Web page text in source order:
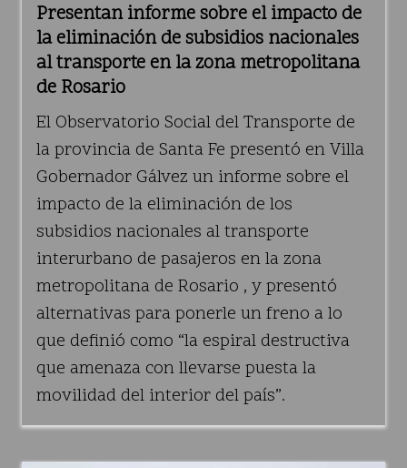
Presentan informe sobre el impacto de
la eliminación de subsidios nacionales
al transporte en la zona metropolitana
de Rosario
El Observatorio Social del Transporte de
la provincia de Santa Fe presentó en Villa
Gobernador Gálvez un informe sobre el
impacto de la eliminación de los
subsidios nacionales al transporte
interurbano de pasajeros en la zona
metropolitana de Rosario , y presentó
alternativas para ponerle un freno a lo
que definió como “la espiral destructiva
que amenaza con llevarse puesta la
movilidad del interior del país”.